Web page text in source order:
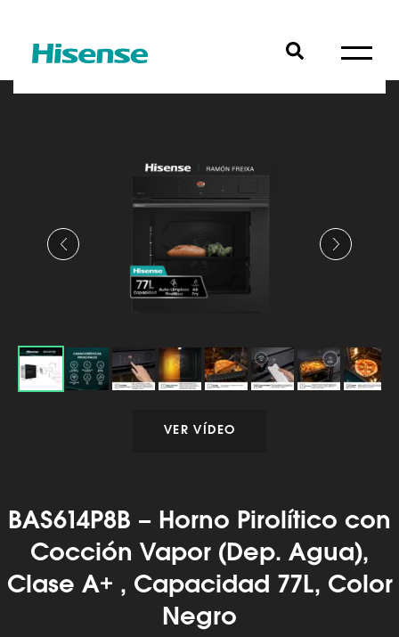
BAS614P8B – Horno Pirolítico con
Cocción Vapor (Dep. Agua),
Clase A+ , Capacidad 77L, Color
Negro
VER VÍDEO